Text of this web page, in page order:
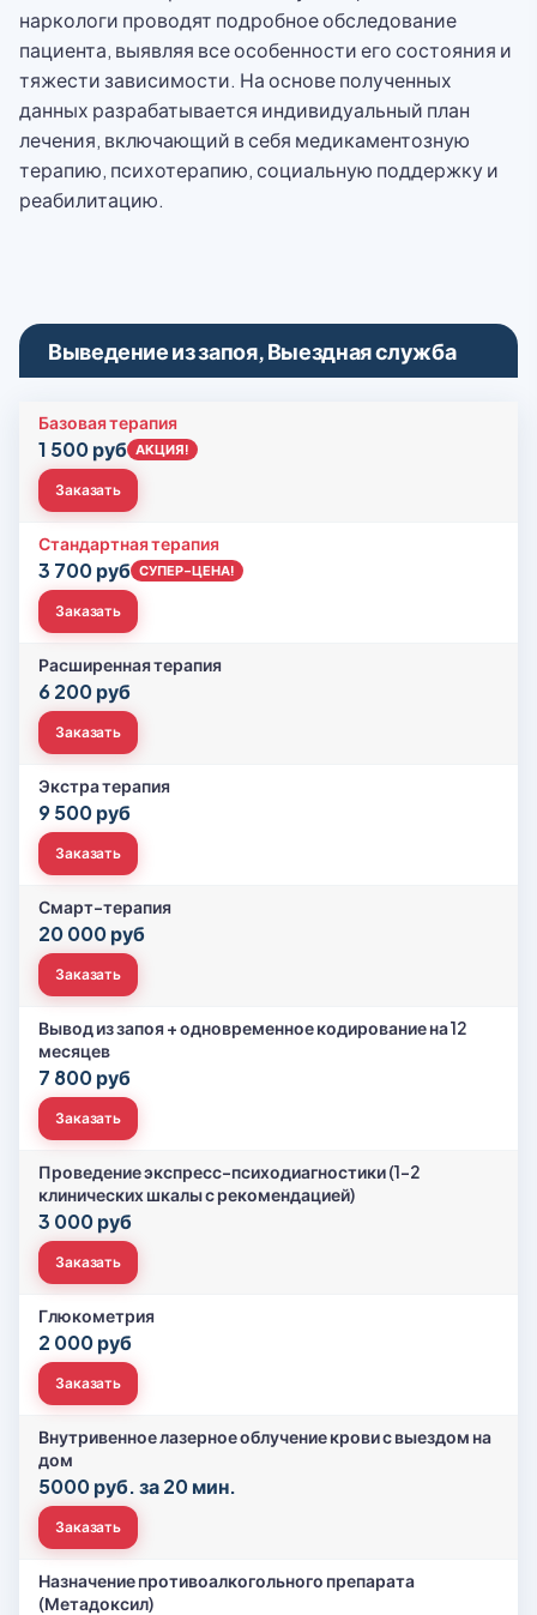
наркологи проводят подробное обследование
пациента, выявляя все особенности его состояния и
тяжести зависимости. На основе полученных
данных разрабатывается индивидуальный план
лечения, включающий в себя медикаментозную
терапию, психотерапию, социальную поддержку и
реабилитацию.
Выведение из запоя, Выездная служба
Базовая терапия
1 500 руб АКЦИЯ!
Заказать
Стандартная терапия
3 700 руб СУПЕР-ЦЕНА!
Заказать
Расширенная терапия
6 200 руб
Заказать
Экстра терапия
9 500 руб
Заказать
Смарт-терапия
20 000 руб
Заказать
Вывод из запоя + одновременное кодирование на 12
месяцев
7 800 руб
Заказать
Проведение экспресс-психодиагностики (1-2
клинических шкалы с рекомендацией)
3 000 руб
Заказать
Глюкометрия
2 000 руб
Заказать
Внутривенное лазерное облучение крови с выездом на
дом
5000 руб. за 20 мин.
Заказать
Назначение противоалкогольного препарата
(Метадоксил)